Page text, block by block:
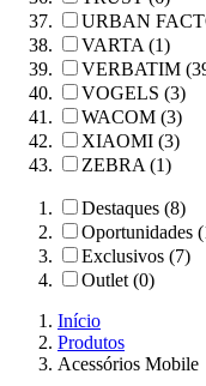
URBAN
VARTA (1)
VERBATIM
VOGELS (3)
WACOM (3)
XIAOMI (3)
ZEBRA (1)
Destaques (8)
Oportunidades
Exclusivos (7)
Outlet (0)
Início
Produtos
Acessórios Mobile